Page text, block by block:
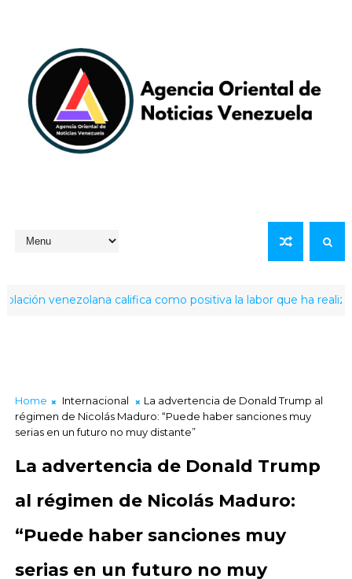
venezolana califica como positiva la labor que ha realizado la
Home Internacional
La advertencia de Donald Trump al
régimen de Nicolás Maduro: “Puede haber sanciones muy
serias en un futuro no muy distante”
La advertencia de Donald Trump
al régimen de Nicolás Maduro:
“Puede haber sanciones muy
serias en un futuro no muy